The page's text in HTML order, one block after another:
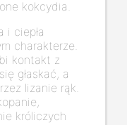
kokcydia.
i ciepła
charakterze.
kontakt z
głaskać, a
lizanie rąk.
króliczych